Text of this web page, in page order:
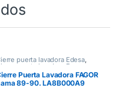
puerta lavadora Edesa,
puerta lavadora Fagor
Puerta Lavadora FAGOR
89-90. LA8B000A9